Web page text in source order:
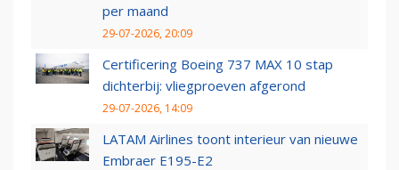
per maand
29-07-2026, 20:09
Certificering Boeing 737 MAX 10 stap
dichterbij: vliegproeven afgerond
29-07-2026, 14:09
LATAM Airlines toont interieur van nieuwe
Embraer E195-E2